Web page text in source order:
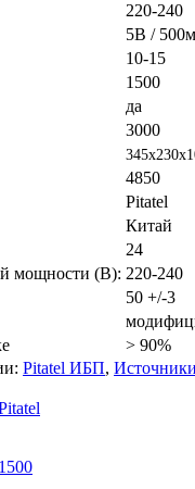
220-240
5В /
10-15
1500
да
3000
4850
Pitatel
Китай
24
мощности (В): 220-240
50 +/-3
> 90%
Pitatel ИБП,
1500